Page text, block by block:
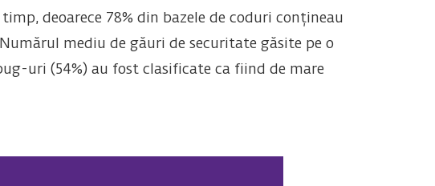
deoarece 78% din bazele de coduri conțineau
mediu de găuri de securitate găsite pe o
uri (54%) au fost clasificate ca fiind de mare